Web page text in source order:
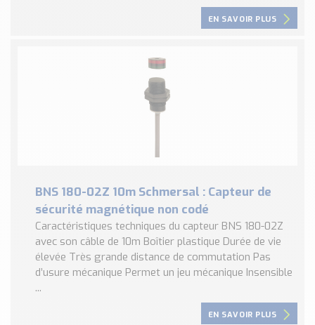
EN SAVOIR PLUS
BNS 180-02Z 10m Schmersal : Capteur de
sécurité magnétique non codé
Caractéristiques techniques du capteur BNS 180-02Z
avec son câble de 10m Boîtier plastique Durée de vie
élevée Très grande distance de commutation Pas
d’usure mécanique Permet un jeu mécanique Insensible
...
EN SAVOIR PLUS